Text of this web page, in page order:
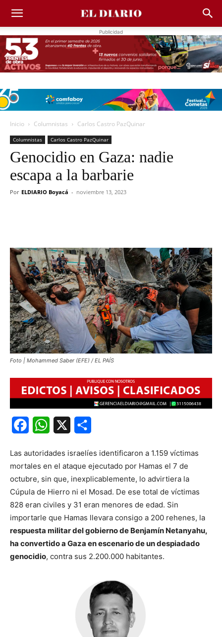
Publicidad
Inicio Columnistas Carlos Castro PazQuinar
Columnistas Carlos Castro PazQuinar
Genocidio en Gaza: nadie
escapa a la barbarie
Por ELDIARIO Boyacá - noviembre 13, 2023
Foto | Mohammed Saber (EFE) / EL PAÍS
FacebookWhatsApp
Las autoridades israelíes identificaron a 1.159 víctimas
mortales en el ataque ejecutado por Hamas el 7 de
octubre, sin que, inexplicablemente, lo advirtiera la
Cúpula de Hierro ni el Mosad. De ese total de víctimas
828 eran civiles y 31 eran menores de edad. Sin
importarle que Hamas llevara consigo a 200 rehenes, la
respuesta militar del gobierno de Benjamín Netanyahu,
ha convertido a Gaza en escenario de un despiadado
genocidio, contra sus 2.200.000 habitantes.